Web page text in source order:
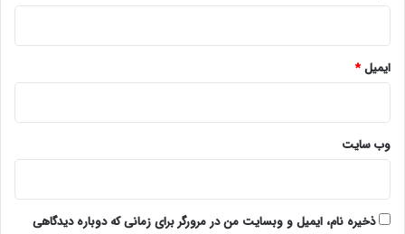
ایمیل*
وب‌ سایت
ذخیره نام، ایمیل و وبسایت من در مرورگر برای زمانی که دوباره دیدگاهی